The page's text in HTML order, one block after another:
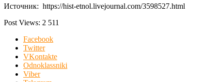
Источник: https://hist-etnol.livejournal.com/3598527.html
Post Views: 2 511
Facebook
Twitter
VKontakte
Odnoklassniki
Viber